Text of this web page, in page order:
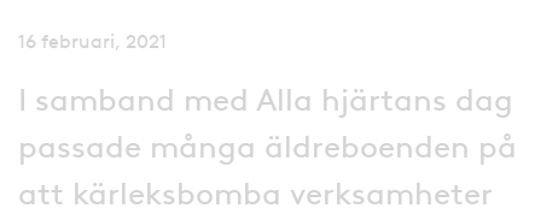
16 februari, 2021
I samband med Alla hjärtans dag
passade många äldreboenden på
att kärleksbomba verksamheter